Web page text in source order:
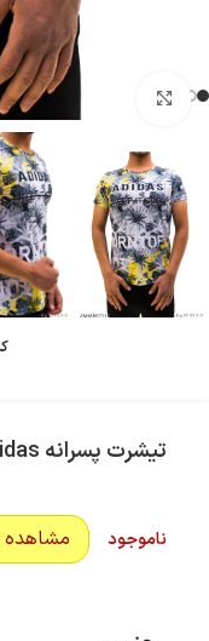
بزرگنمایی تصویر
تیشرت پسرانه adidas طرح برگ
ناموجود